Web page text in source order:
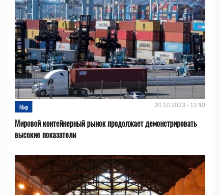
Мир 20.10.2023 - 13:40
Мировой контейнерный рынок продолжает демонстрировать
высокие показатели